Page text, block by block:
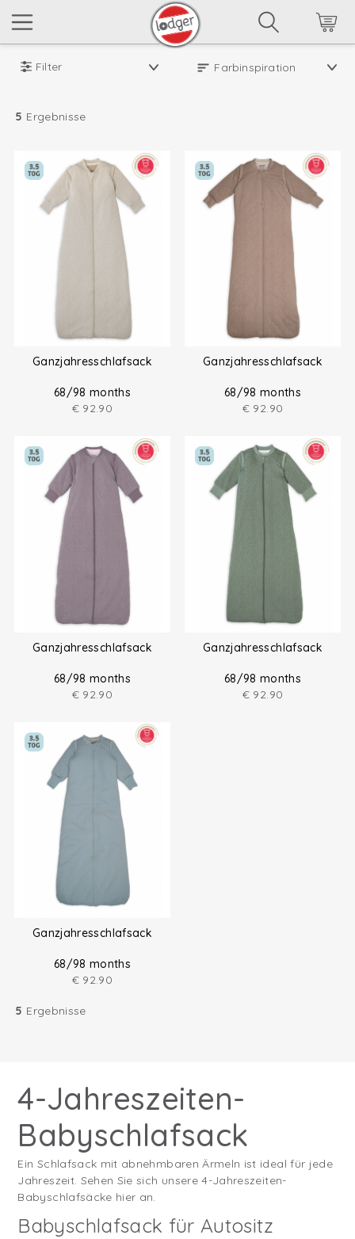
Filter
5 Ergebnisse
Ganzjahresschlafsack
68/98 months
€ 92.90
Ganzjahresschlafsack
68/98 months
€ 92.90
Ganzjahresschlafsack
68/98 months
€ 92.90
Ganzjahresschlafsack
68/98 months
€ 92.90
Ganzjahresschlafsack
68/98 months
€ 92.90
5 Ergebnisse
4-Jahreszeiten-
Babyschlafsack
Ein Schlafsack mit abnehmbaren Ärmeln ist ideal für jede
Jahreszeit. Sehen Sie sich unsere 4-Jahreszeiten-
Babyschlafsäcke hier an.
Babyschlafsack für Autositz